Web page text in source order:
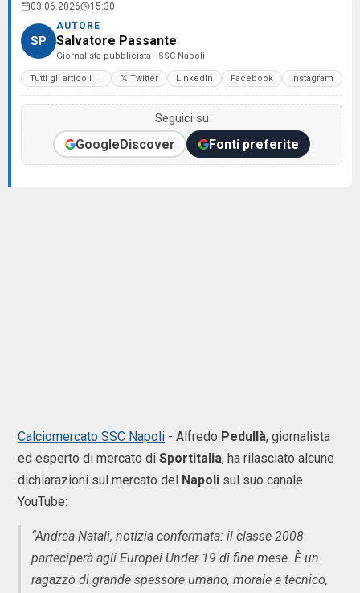
03.06.2026 15:30
SP
AUTORE
Salvatore Passante
Giornalista pubblicista · SSC Napoli
Tutti gli articoli → 𝕏 Twitter LinkedIn Facebook Instagram
Seguici su
GoogleDiscover Fonti preferite
Calciomercato SSC Napoli - Alfredo Pedullà, giornalista
ed esperto di mercato di Sportitalia, ha rilasciato alcune
dichiarazioni sul mercato del Napoli sul suo canale
YouTube:
“Andrea Natali, notizia confermata: il classe 2008
parteciperà agli Europei Under 19 di fine mese. È un
ragazzo di grande spessore umano, morale e tecnico,